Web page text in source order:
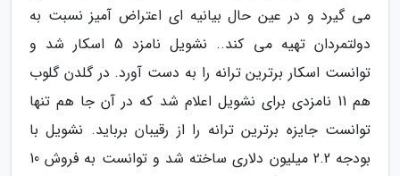
می گیرد و در عین حال بیانیه ای اعتراض آمیز نسبت به
دولتمردان تهیه می کند.. نشویل نامزد 5 اسکار شد و
توانست اسکار برترین ترانه را به دست آورد. در گلدن گلوب
هم 11 نامزدی برای نشویل اعلام شد که در آن جا هم تنها
توانست جایزه برترین ترانه را از رقیبان برباید. نشویل با
بودجه 2.2 میلیون دلاری ساخته شد و توانست به فروش 10